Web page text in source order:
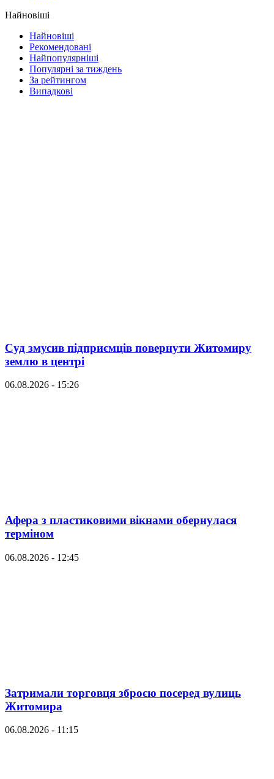
Найновіші
Найновіші
Рекомендовані
Найпопулярніші
Популярні за тиждень
За рейтингом
Випадкові
Суд змусив підприємців повернути Житомиру
землю в центрі
06.08.2026 - 15:26
Афера з пластиковими вікнами обернулася
терміном
06.08.2026 - 12:45
Затримали торговця зброєю посеред вулиць
Житомира
06.08.2026 - 11:15